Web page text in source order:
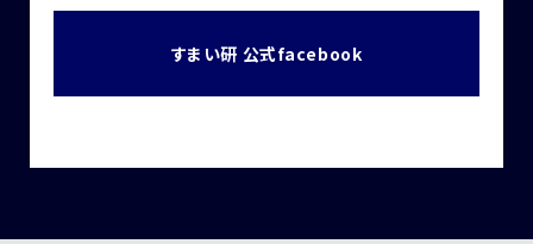
すまい研 公式facebook